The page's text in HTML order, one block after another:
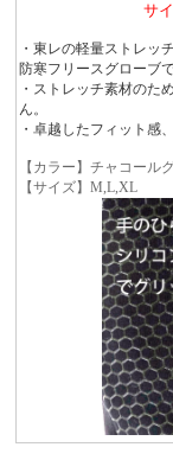
サ
・東レの軽量ストレッ
防寒フリースグローブで
・ストレッチ素材のた
ん。
・卓越したフィット感
【カラー】チャコール
【サイズ】M,L,XL